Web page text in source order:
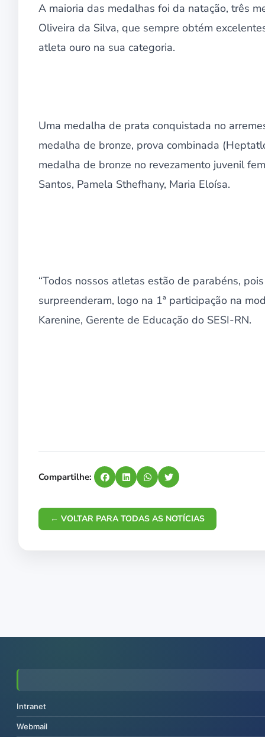
A maioria das medalhas foi da natação, três
Oliveira da Silva, que sempre obtém
atleta ouro na sua categoria.
Uma medalha de prata conquistada no
medalha de bronze, prova combinada
medalha de bronze no revezamento juvenil
Santos, Pamela Sthefhany, Maria Eloísa.
“Todos nossos atletas estão de parabéns,
surpreenderam, logo na 1ª participação na
Karenine, Gerente de Educação do SESI-RN.
Compartilhe:
← VOLTAR PARA TODAS AS NOTÍCIAS
Intranet
Webmail